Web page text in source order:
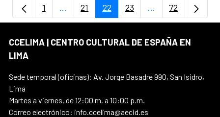
Página
1 ...Páginas intermedias Use TAB para
Página
21 Página
22 Página
23 ...PáginasPágina
72
CCELIMA | CENTRO CULTURAL DE ESPAÑA EN
LIMA
Sede temporal (oficinas): Av. Jorge Basadre 990, San Isidro,
Lima
Martes a viernes, de 12:00 m. a 10:00 p.m.
Correo electrónico: info.ccelima@aecid.es